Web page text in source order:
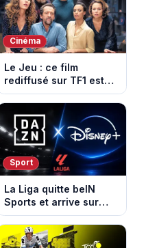
Cinéma
Le Jeu : ce film
rediffusé sur TF1 est
adapté d’un succès
italien devenu un
phénomène mondial
Sport
La Liga quitte beIN
Sports et arrive sur
DAZN et Disney+ en
France